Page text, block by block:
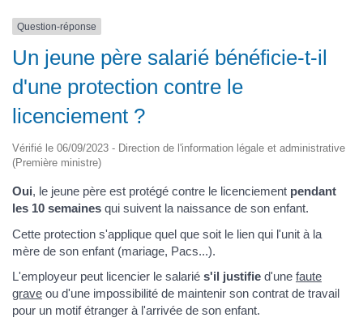
Question-réponse
Un jeune père salarié bénéficie-t-il
d'une protection contre le
licenciement ?
Vérifié le 06/09/2023 - Direction de l'information légale et administrative
(Première ministre)
Oui, le jeune père est protégé contre le licenciement pendant
les 10 semaines qui suivent la naissance de son enfant.
Cette protection s'applique quel que soit le lien qui l'unit à la
mère de son enfant (mariage, Pacs...).
L'employeur peut licencier le salarié s'il justifie d'une faute
grave ou d'une impossibilité de maintenir son contrat de travail
pour un motif étranger à l'arrivée de son enfant.